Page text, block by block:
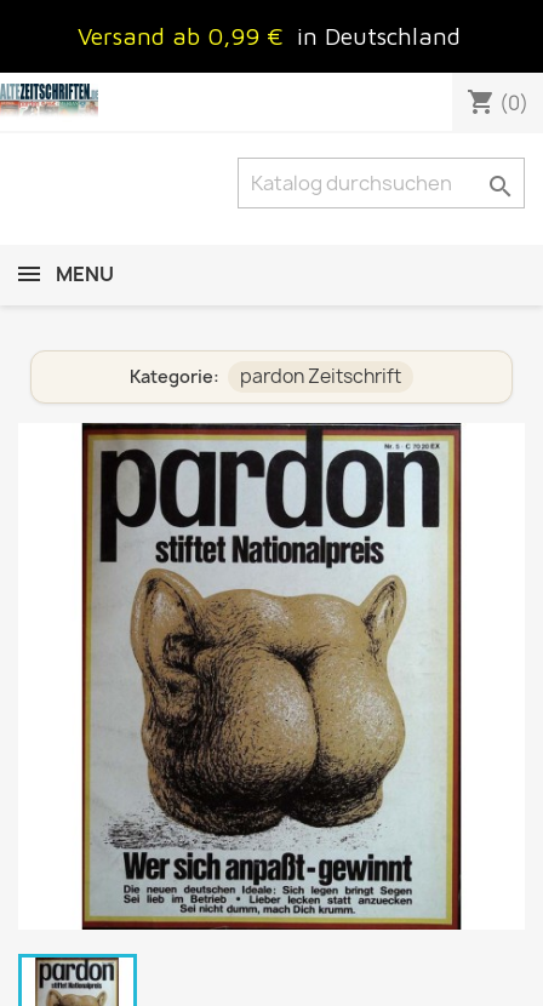
Versand ab 0,99 € in Deutschland
shopping_cart (0)

MENU
Kategorie: pardon Zeitschrift